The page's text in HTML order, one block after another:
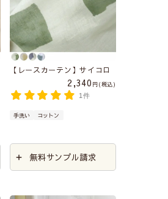
【レースカーテン】サイコロ
2,340
税込
1件
手洗い コットン
無料サンプル請求